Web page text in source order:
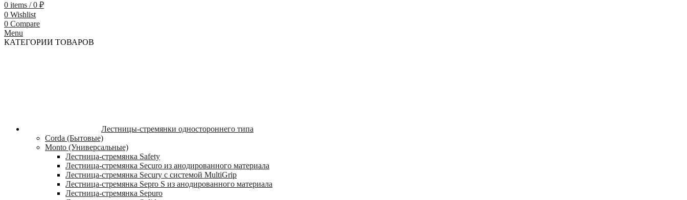
0 items / 0 ₽
0 Wishlist
0 Compare
Menu
КАТЕГОРИИ ТОВАРОВ
Лестницы-стремянки одностороннего типа
Corda (Бытовые)
Monto (Универсальные)
Лестница-стремянка Safety
Лестница-стремянка Securo из анодированного материала
Лестница-стремянка Secury с системой MultiGrip
Лестница-стремянка Sepro S из анодированного материала
Лестница-стремянка Sepuro